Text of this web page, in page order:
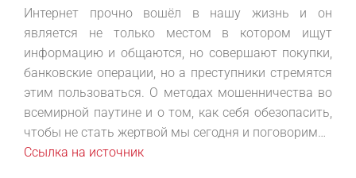
Интернет прочно вошёл в нашу жизнь и он
является не только местом в котором ищут
информацию и общаются, но совершают покупки,
банковские операции, но а преступники стремятся
этим пользоваться. О методах мошенничества во
всемирной паутине и о том, как себя обезопасить,
чтобы не стать жертвой мы сегодня и поговорим…
Ссылка на источник